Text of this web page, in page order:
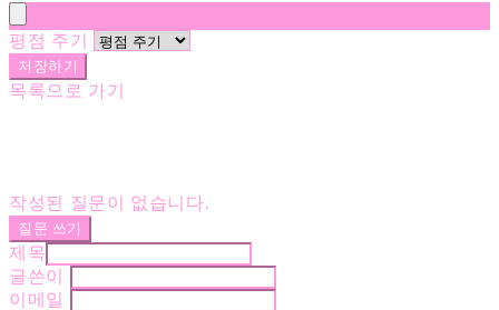
평점 주기
저장하기
목록으로 가기
작성된 질문이 없습니다.
질문 쓰기
제목
글쓴이
이메일